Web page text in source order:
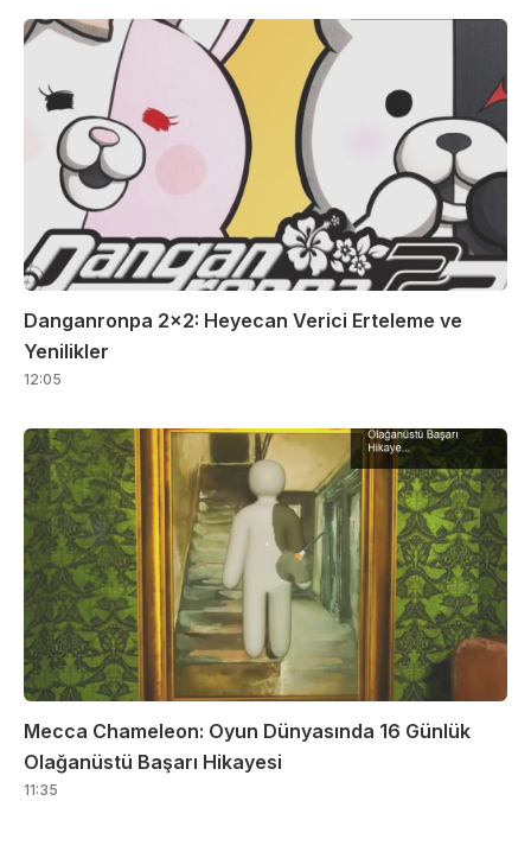
Danganronpa 2×2: Heyecan Verici Erteleme ve
Yenilikler
12:05
Mecca Chameleon: Oyun Dünyasında 16 Günlük
Olağanüstü Başarı Hikayesi
11:35